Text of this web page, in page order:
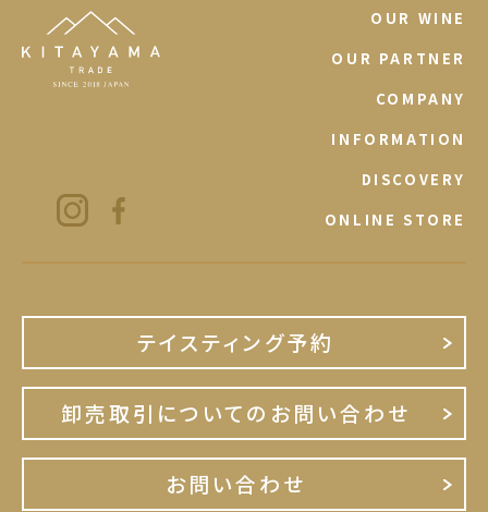
OUR WINE
OUR PARTNER
COMPANY
INFORMATION
DISCOVERY
ONLINE STORE
テイスティング予約
卸売取引についてのお問い合わせ
お問い合わせ